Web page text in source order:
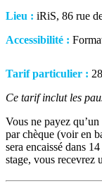
Lieu : iRiS, 86 rue
Accessibilité :
Tarif particulier :
Ce tarif inclut les
Vous ne payez
par chèque (voir en
sera encaissé dans
stage, vous recevrez